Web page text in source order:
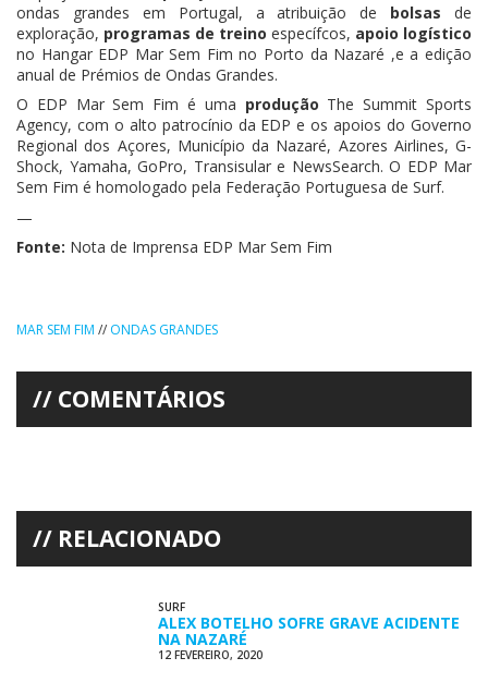
ondas grandes em Portugal, a atribuição de bolsas de
exploração, programas de treino específcos, apoio logístico
no Hangar EDP Mar Sem Fim no Porto da Nazaré ,e a edição
anual de Prémios de Ondas Grandes.
O EDP Mar Sem Fim é uma produção The Summit Sports
Agency, com o alto patrocínio da EDP e os apoios do Governo
Regional dos Açores, Município da Nazaré, Azores Airlines, G-
Shock, Yamaha, GoPro, Transisular e NewsSearch. O EDP Mar
Sem Fim é homologado pela Federação Portuguesa de Surf.
—
Fonte: Nota de Imprensa EDP Mar Sem Fim
MAR SEM FIM // ONDAS GRANDES
COMENTÁRIOS
RELACIONADO
SURF
ALEX BOTELHO SOFRE GRAVE ACIDENTE
NA NAZARÉ
12 FEVEREIRO, 2020